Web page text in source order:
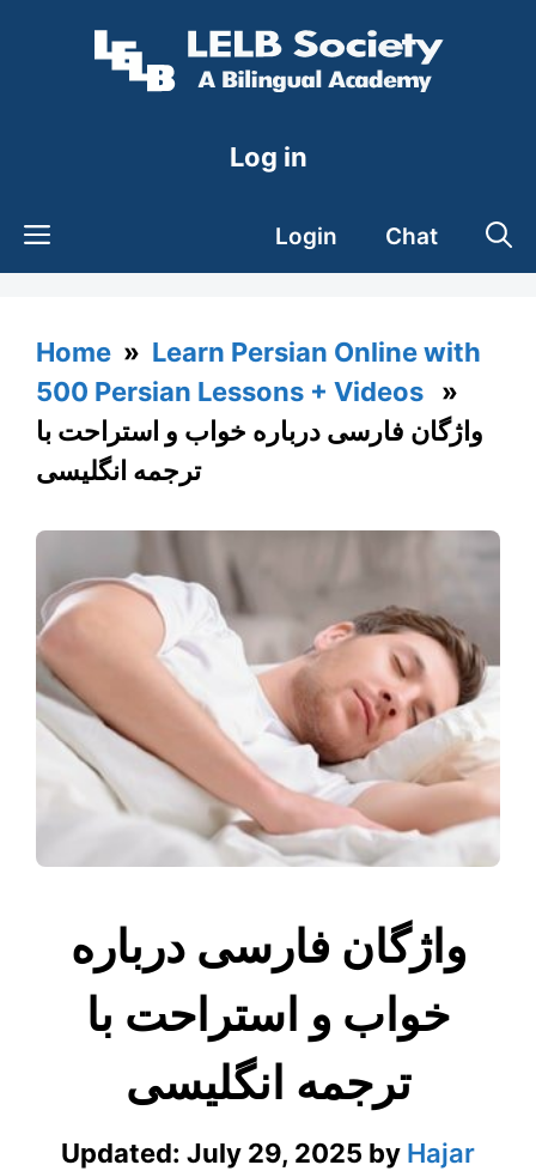
Log in
Login Chat
Home » Learn Persian Online with
500 Persian Lessons + Videos »
واژگان فارسی درباره خواب و استراحت با
ترجمه انگلیسی
واژگان فارسی درباره
خواب و استراحت با
ترجمه انگلیسی
Updated: July 29, 2025 by Hajar